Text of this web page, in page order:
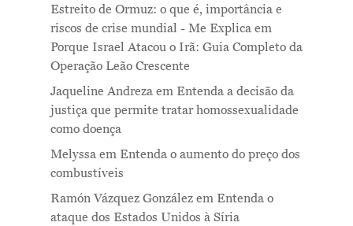
Estreito de Ormuz: o que é, importância e
riscos de crise mundial - Me Explica em
Porque Israel Atacou o Irã: Guia Completo da
Operação Leão Crescente
Jaqueline Andreza em Entenda a decisão da
justiça que permite tratar homossexualidade
como doença
Melyssa em Entenda o aumento do preço dos
combustíveis
Ramón Vázquez González em Entenda o
ataque dos Estados Unidos à Síria